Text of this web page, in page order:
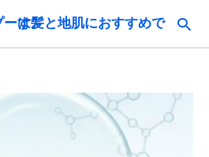
アミノ酸シャンプーは髪と地肌におすすめです。